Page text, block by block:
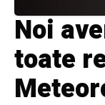
Noi
toate